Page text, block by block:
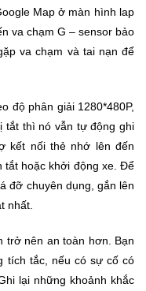
Map ở màn hình lap
va chạm G – sensor bảo
va chạm và tai nạn để
độ phân giải 1280*480P,
tắt thì nó vẫn tự động ghi
kết nối thẻ nhớ lên đến
tắt hoặc khởi động xe. Để
đỡ chuyên dụng, gắn lên
nhất.
trở nên an toàn hơn. Bạn
tích tắc, nếu có sự cố có
lại những khoảnh khắc